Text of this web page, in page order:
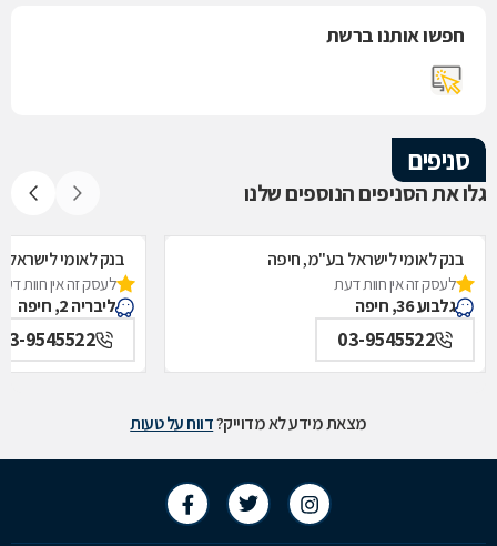
חפשו אותנו ברשת
סניפים
גלו את הסניפים הנוספים שלנו
בנק לאומי לישראל בע"מ, חיפה
לעסק זה אין חוות דעת
גלבוע 36, חיפה
03-9545522
בנק לאומי
לעסק זה אין חוות
ליבריה 2, חיפה
9545522
מצאת מידע לא מדוייק?דווח על טעות